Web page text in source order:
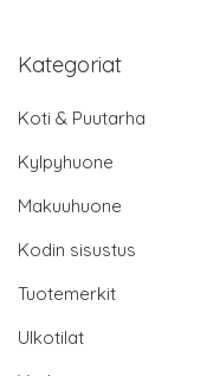
Kategoriat
Koti & Puutarha
Kylpyhuone
Makuuhuone
Kodin sisustus
Tuotemerkit
Ulkotilat